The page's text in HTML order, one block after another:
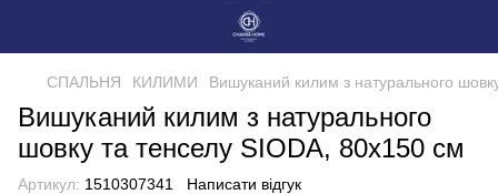
СПАЛЬНЯ КИЛИМИ Вишуканий килим з натурального
Вишуканий килим з натурального
шовку та тенселу SIODA, 80x150 cм
Артикул: 1510307341 Написати відгук